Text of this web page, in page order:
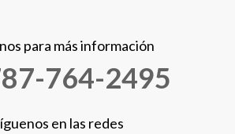
para más información
764-2495
en las redes